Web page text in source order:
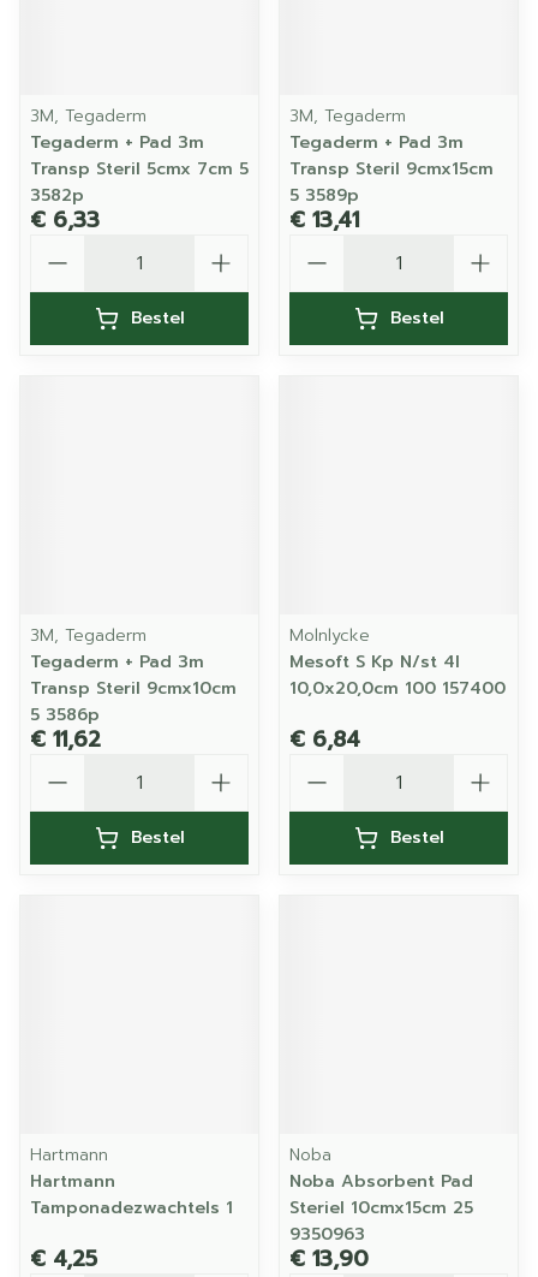
3M, Tegaderm
Tegaderm + Pad 3m
Transp Steril 5cmx 7cm 5
3582p
€ 6,33
Bestel
3M, Tegaderm
Tegaderm + Pad 3m
Transp Steril 9cmx15cm
5 3589p
€ 13,41
Bestel
3M, Tegaderm
Tegaderm + Pad 3m
Transp Steril 9cmx10cm
5 3586p
€ 11,62
Bestel
Molnlycke
Mesoft S Kp N/st 4l
10,0x20,0cm 100 157400
€ 6,84
Bestel
Hartmann
Hartmann
Tamponadezwachtels 1
€ 4,25
Noba
Noba Absorbent Pad
Steriel 10cmx15cm 25
9350963
€ 13,90